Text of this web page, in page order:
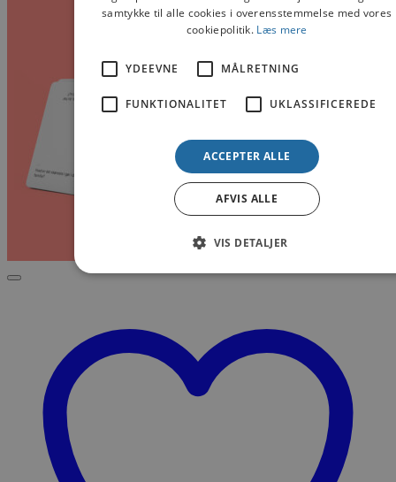
samtykke til alle cookies i overensstemmelse med vores
cookiepolitik. Læs mere
YDEEVNE MÅLRETNING
FUNKTIONALITET UKLASSIFICEREDE
ACCEPTER ALLE
AFVIS ALLE
VIS DETALJER